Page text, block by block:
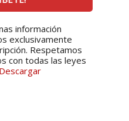
información
exclusivamente
Respetamos
con todas las leyes
Descargar